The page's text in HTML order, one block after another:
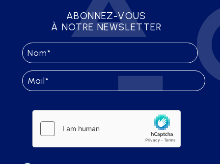
ABONNEZ-VOUS
À NOTRE NEWSLETTER